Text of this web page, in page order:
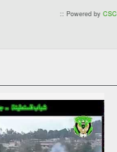
:: Powered by